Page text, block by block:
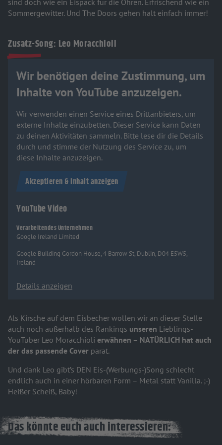
sind doch wie ein Eispack für die Ohren. Erfrischend wie ein
Sommergewitter. Und The Doors gehen halt einfach immer!
Zusatz-Song: Leo Moracchioli
Wir benötigen deine Zustimmung, um
Inhalte von YouTube anzuzeigen.
Wir verwenden einen Service eines Drittanbieters, um
externe Inhalte einzubetten. Dieser Service kann Daten
zu deinen Aktivitäten sammeln. Bitte lese dir die Details
durch und stimme der Nutzung des Service zu, um
diese Inhalte anzuzeigen.
Akzeptieren & Inhalt anzeigen
YouTube Video
Verarbeitendes Unternehmen
Google Ireland Limited
Google Building Gordon House, 4 Barrow St, Dublin, D04 E5W5,
Ireland
Details anzeigen
Als Kirsche auf dem Eisbecher wollen wir an dieser Stelle
auch noch außerhalb des Rankings unseren Lieblings-
YouTuber Leo Moracchioli erwähnen – NATÜRLICH hat auch
der das passende Cover parat.
Und dank Leo gibt’s DEN Eis-(Werbungs-)Song schlecht
endlich auch in einer hörbaren Form – Metal statt Vanilla. ;-)
Heißer Scheiß, Baby!
Das könnte euch auch interessieren: